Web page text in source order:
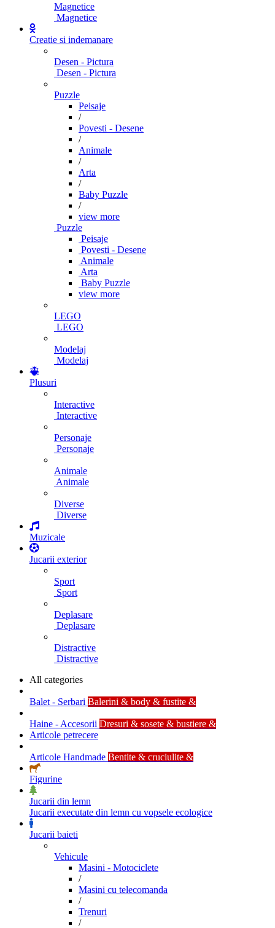
Magnetice
Magnetice
Creatie si indemanare
Desen - Pictura
Desen - Pictura
Puzzle
Peisaje
/
Povesti - Desene
/
Animale
/
Arta
/
Baby Puzzle
/
view more
Puzzle
Peisaje
Povesti - Desene
Animale
Arta
Baby Puzzle
view more
LEGO
LEGO
Modelaj
Modelaj
Plusuri
Interactive
Interactive
Personaje
Personaje
Animale
Animale
Diverse
Diverse
Muzicale
Jucarii exterior
Sport
Sport
Deplasare
Deplasare
Distractive
Distractive
All categories
Balet - Serbari Balerini & body & fustite &
Haine - Accesorii Dresuri & sosete & bustiere &
Articole petrecere
Articole Handmade Bentite & cruciulite &
Figurine
Jucarii din lemn
Jucarii executate din lemn cu vopsele ecologice
Jucarii baieti
Vehicule
Masini - Motociclete
/
Masini cu telecomanda
/
Trenuri
/